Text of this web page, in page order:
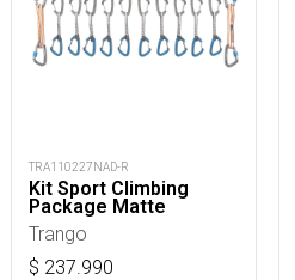
TRA110227NAD-R
Kit Sport Climbing
Package Matte
Trango
$ 237.990